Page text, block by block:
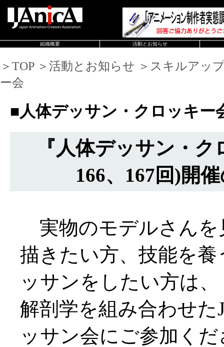
組織概要 活動とお知らせ
＞TOP ＞活動とお知らせ ＞スキルアッ
ー会
■人体デッサン・クロッキー
『人体デッサン・
166、167回)開
実物のモデルさんを
描きたい方、技能を
ッサンをしたい方は
解剖学を組み合わせた
ッサン会にご参加く